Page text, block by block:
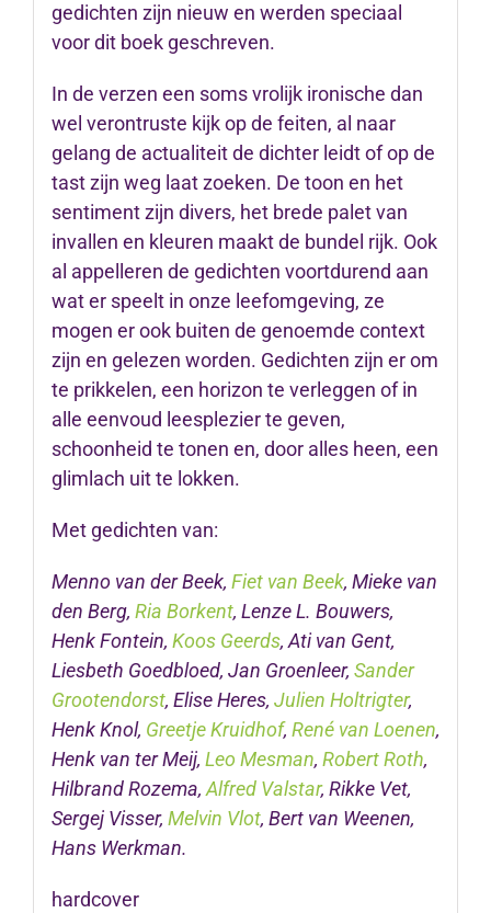
gedichten zijn nieuw en werden speciaal
voor dit boek geschreven.
In de verzen een soms vrolijk ironische dan
wel verontruste kijk op de feiten, al naar
gelang de actualiteit de dichter leidt of op de
tast zijn weg laat zoeken. De toon en het
sentiment zijn divers, het brede palet van
invallen en kleuren maakt de bundel rijk. Ook
al appelleren de gedichten voortdurend aan
wat er speelt in onze leefomgeving, ze
mogen er ook buiten de genoemde context
zijn en gelezen worden. Gedichten zijn er om
te prikkelen, een horizon te verleggen of in
alle eenvoud leesplezier te geven,
schoonheid te tonen en, door alles heen, een
glimlach uit te lokken.
Met gedichten van:
Menno van der Beek, Fiet van Beek, Mieke van
den Berg, Ria Borkent, Lenze L. Bouwers,
Henk Fontein, Koos Geerds, Ati van Gent,
Liesbeth Goedbloed, Jan Groenleer, Sander
Grootendorst, Elise Heres, Julien Holtrigter,
Henk Knol, Greetje Kruidhof, René van Loenen,
Henk van ter Meij, Leo Mesman, Robert Roth,
Hilbrand Rozema, Alfred Valstar, Rikke Vet,
Sergej Visser, Melvin Vlot, Bert van Weenen,
Hans Werkman.
hardcover